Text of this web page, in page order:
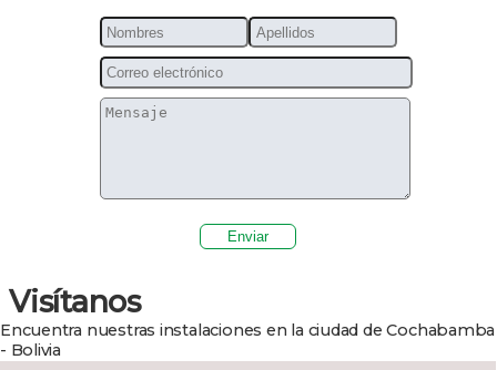
Visítanos
Encuentra nuestras instalaciones en la ciudad de Cochabamba
- Bolivia